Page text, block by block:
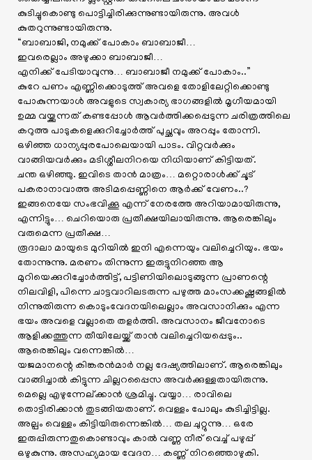
കുടിച്ചുകൊണ്ടു പൊട്ടിച്ചിരിക്കുന്നുണ്ടായിരുന്നു. അവൾ
കുതറുന്നുണ്ടായിരുന്നു.
“ബാബാജി, നമുക്ക് പോകാം ബാബാജീ…
ഇവരെല്ലാം അഴുക്കാ ബാബാജീ…
എനിക്ക് പേടിയാവുന്നു… ബാബാജീ നമുക്ക് പോകാം..”
കുറേ പണം എണ്ണിക്കൊടുത്ത് അവളെ തോളിലേറ്റിക്കൊണ്ടു
പോകുന്നയാൾ അവളുടെ സ്വകാര്യ ഭാഗങ്ങളിൽ മൃഗീയമായി
ഉമ്മ വയ്ക്കുന്നത് കണ്ടപ്പോൾ ആവർത്തിക്കപ്പെടുന്ന ചരിത്രത്തിലെ
കറുത്ത പാടുകളെക്കുറിച്ചോർത്ത് പുച്ഛവും അറപ്പും തോന്നി.
ഒഴിഞ്ഞ ധാന്യപ്പുരപോലെയായി പാടം. വിറ്റവർക്കും
വാങ്ങിയവർക്കും മടിശ്ശീലനിറയെ നിധിയാണ് കിട്ടിയത്.
ചന്ത ഒഴിഞ്ഞു. ഇവിടെ താൻ മാത്രം… മറ്റൊരാൾക്ക് ചൂട്
പകരാനാവാത്ത അടിമപ്പെണ്ണിനെ ആർക്ക് വേണം..?
ഇങ്ങനെയേ സംഭവിക്കൂ എന്ന് നേരത്തേ അറിയാമായിരുന്നു,
എന്നിട്ടും… ചെറിയൊരു പ്രതീക്ഷയിലായിരുന്നു. ആരെങ്കിലും
വരുമെന്ന പ്രതീക്ഷ…
രൂദാലാ മായുടെ മുറിയിൽ ഇനി എന്നെയും വലിച്ചെറിയും. ഭയം
തോന്നുന്നു. മരണം തിന്നുന്ന ഇരുട്ടുനിറഞ്ഞ ആ
മുറിയെക്കുറിച്ചോർത്തിട്ട്, പട്ടിണിയിലൊടുങ്ങുന്ന പ്രാണന്റെ
നിലവിളി, പിന്നെ ചാട്ടവാറിലടരുന്ന പഴുത്ത മാംസക്കഷ്ണങ്ങളിൽ
നിന്നുതിരുന്ന കൊടുംവേദനയിലെല്ലാം അവസാനിക്കും എന്ന
ഭയം അവളെ വല്ലാതെ തളർത്തി. അവസാനം ജീവനോടെ
ആളിക്കത്തുന്ന തീയിലേയ്ക്ക് താൻ വലിച്ചെറിയപ്പെടും..
ആരെങ്കിലും വന്നെങ്കിൽ…
യജമാനന്റെ കിങ്കരൻമാർ നല്ല ദേഷ്യത്തിലാണ്. ആരെങ്കിലും
വാങ്ങിച്ചാൽ കിട്ടുന്ന ചില്ലറപ്പൈസ അവർക്കുള്ളതായിരുന്നു.
മെല്ലെ എഴുന്നേല്ക്കാൻ ശ്രമിച്ചു. വയ്യാ… രാവിലെ
തൊട്ടിരിക്കാൻ തുടങ്ങിയതാണ്. വെള്ളം പോലും കുടിച്ചിട്ടില്ല.
അല്പം വെള്ളം കിട്ടിയിരുന്നെങ്കിൽ… തല ചുറ്റുന്നു… ഒരേ
ഇരുപ്പിരുന്നതുകൊണ്ടാവും കാൽ വണ്ണ നീര് വെച്ച് പഴുപ്പ്
ഒഴുകുന്നു. അസഹ്യമായ വേദന… കണ്ണ് നിറഞ്ഞൊഴുകി.